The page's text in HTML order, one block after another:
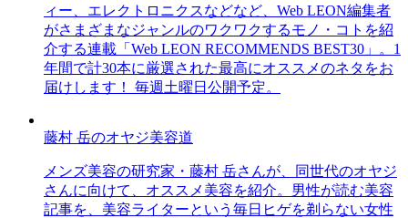
ィー、エレクトロニクスなどなど、Web LEON編集者
がさまざまなジャンルのワクワクするモノ・コトを紹
介する連載「Web LEON RECOMMENDS BEST30」。1
年間で計30本に厳選された最高にオススメのネタをお
届けします！ 毎週土曜日公開予定。
藤村 岳のオヤジ美容道
メンズ美容の研究家・藤村 岳さんが、同世代のオヤジ
さんに向けて、オススメ美容を紹介。男性が読む美容
記事を、美容ライターという毎日ヒゲを剃らない女性